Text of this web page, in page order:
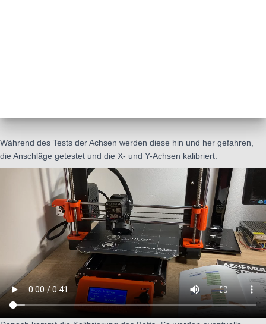
Während des Tests der Achsen werden diese hin und her gefahren,
die Anschläge getestet und die X- und Y-Achsen kalibriert.